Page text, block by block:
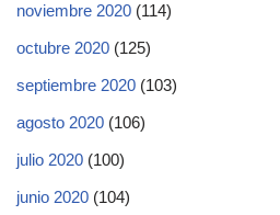
noviembre 2020 (114)
octubre 2020 (125)
septiembre 2020 (103)
agosto 2020 (106)
julio 2020 (100)
junio 2020 (104)